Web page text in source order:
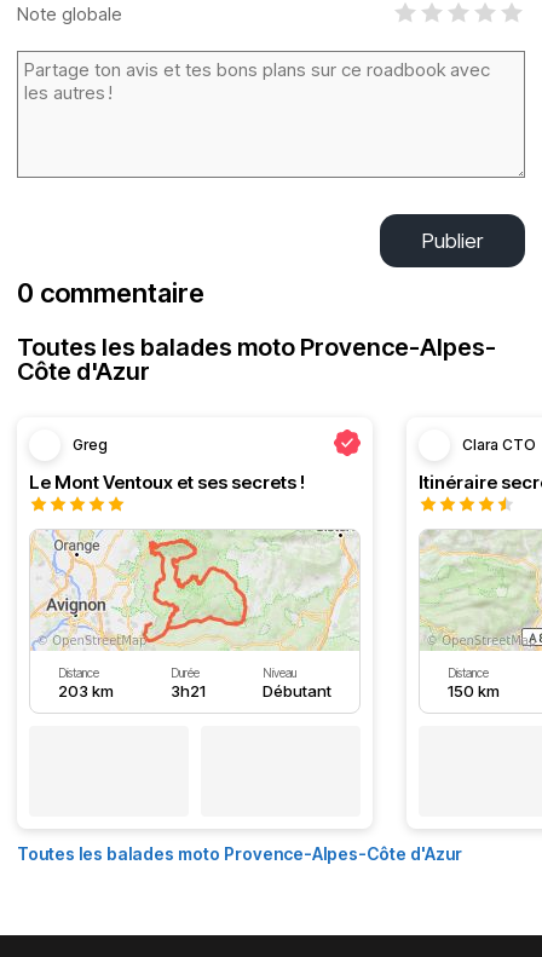
Note globale
Publier
0 commentaire
Toutes les balades moto Provence-Alpes-
Côte d'Azur
Greg
Le Mont Ventoux et ses secrets !
Distance
203 km
Durée
3h21
Niveau
Débutant
Clara CTO
Distance
150 km
Toutes les balades moto Provence-Alpes-Côte d'Azur